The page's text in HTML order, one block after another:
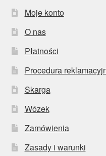
Moje konto
O nas
Płatności
Procedura
Skarga
Wózek
Zamówienia
Zasady i warunki